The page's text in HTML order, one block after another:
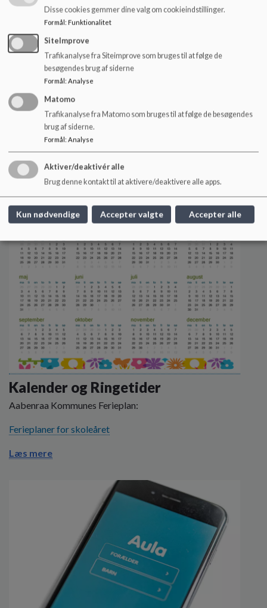
Fællesbestyrelsen
Fællesbestyrelsen
Mobiladgang via dropdown-menu
Læs mere
Kalender og Ringetider
Aabenraa Kommunes Ferieplan:
Ferieplaner for skoleåret
Læs mere
Disse cookies gemmer dine valg om cookieindstillinger.
Formål: Funktionalitet
SiteImprove
Trafikanalyse fra Siteimprove som bruges til at følge de
besøgendes brug af siderne
Formål: Analyse
Matomo
Trafikanalyse fra Matomo som bruges til at følge de besøgendes
brug af siderne.
Formål: Analyse
Aktiver/deaktivér alle
Brug denne kontakt til at aktivere/deaktivere alle apps.
Kun nødvendige Accepter valgte Accepter alle